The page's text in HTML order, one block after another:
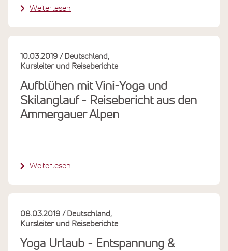
Weiterlesen
Aufblühen mit Vini-Yoga und
Skilanglauf - Reisebericht aus den
Ammergauer Alpen
10.03.2019
Deutschland
Kursleiter und Reiseberichte
Weiterlesen
Yoga Urlaub - Entspannung &
08.03.2019
Deutschland
Kursleiter und Reiseberichte